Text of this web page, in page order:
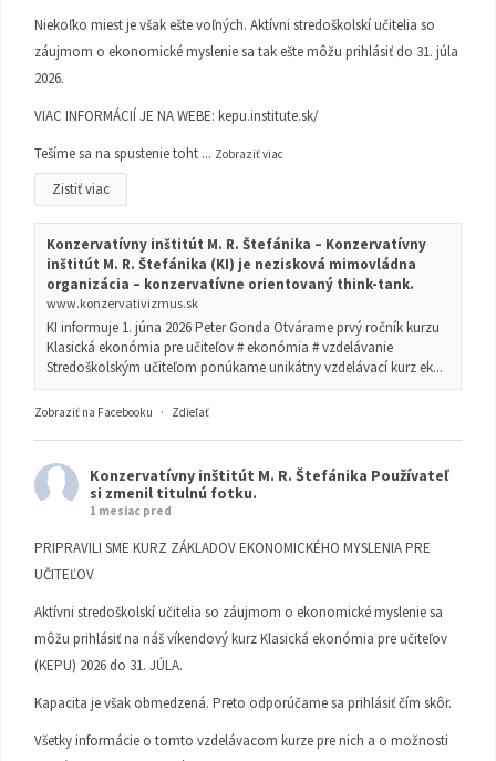
Niekoľko miest je však ešte voľných. Aktívni stredoškolskí učitelia so
záujmom o ekonomické myslenie sa tak ešte môžu prihlásiť do 31. júla
2026.
VIAC INFORMÁCIÍ JE NA WEBE: kepu.institute.sk/
Tešíme sa na spustenie toht ... Zobraziť viac
Zistiť viac
Konzervatívny inštitút M. R. Štefánika – Konzervatívny
inštitút M. R. Štefánika (KI) je nezisková mimovládna
organizácia – konzervatívne orientovaný think-tank.
www.konzervativizmus.sk
KI informuje 1. júna 2026 Peter Gonda Otvárame prvý ročník kurzu
Klasická ekonómia pre učiteľov # ekonómia # vzdelávanie
Stredoškolským učiteľom ponúkame unikátny vzdelávací kurz ek...
Zobraziť na Facebooku · Zdieľať
Konzervatívny inštitút M. R. Štefánika Používateľ
si zmenil titulnú fotku.
1 mesiac pred
PRIPRAVILI SME KURZ ZÁKLADOV EKONOMICKÉHO MYSLENIA PRE
UČITEĽOV
Aktívni stredoškolskí učitelia so záujmom o ekonomické myslenie sa
môžu prihlásiť na náš víkendový kurz Klasická ekonómia pre učiteľov
(KEPU) 2026 do 31. JÚLA.
Kapacita je však obmedzená. Preto odporúčame sa prihlásiť čím skôr.
Všetky informácie o tomto vzdelávacom kurze pre nich a o možnosti